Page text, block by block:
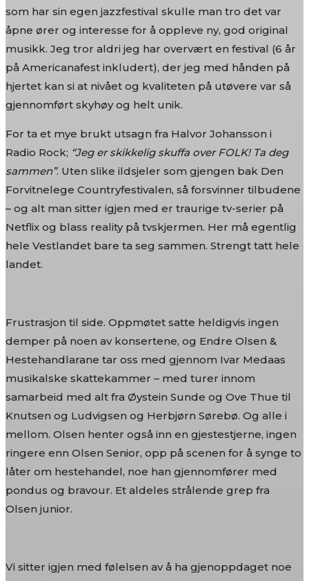
som har sin egen jazzfestival skulle man tro det var
åpne ører og interesse for å oppleve ny, god original
musikk. Jeg tror aldri jeg har overvært en festival (6 år
på Americanafest inkludert), der jeg med hånden på
hjertet kan si at nivået og kvaliteten på utøvere var så
gjennomført skyhøy og helt unik.
For ta et mye brukt utsagn fra Halvor Johansson i
Radio Rock; “Jeg er skikkelig skuffa over FOLK! Ta deg
sammen”. Uten slike ildsjeler som gjengen bak Den
Forvitnelege Countryfestivalen, så forsvinner tilbudene
– og alt man sitter igjen med er traurige tv-serier på
Netflix og blass reality på tvskjermen. Her må egentlig
hele Vestlandet bare ta seg sammen. Strengt tatt hele
landet.
Frustrasjon til side. Oppmøtet satte heldigvis ingen
demper på noen av konsertene, og Endre Olsen &
Hestehandlarane tar oss med gjennom Ivar Medaas
musikalske skattekammer – med turer innom
samarbeid med alt fra Øystein Sunde og Ove Thue til
Knutsen og Ludvigsen og Herbjørn Sørebø. Og alle i
mellom. Olsen henter også inn en gjestestjerne, ingen
ringere enn Olsen Senior, opp på scenen for å synge to
låter om hestehandel, noe han gjennomfører med
pondus og bravour. Et aldeles strålende grep fra
Olsen junior.
Vi sitter igjen med følelsen av å ha gjenoppdaget noe